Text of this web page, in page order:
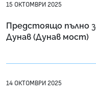
15 ОКТОМВРИ 2025
Предстоящо пълно
Дунав (Дунав мост)
14 ОКТОМВРИ 2025